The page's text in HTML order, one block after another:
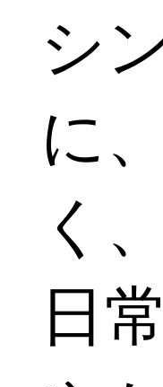
シ
に
く、
日